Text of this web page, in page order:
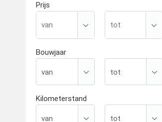
Prijs
Bouwjaar
Kilometerstand